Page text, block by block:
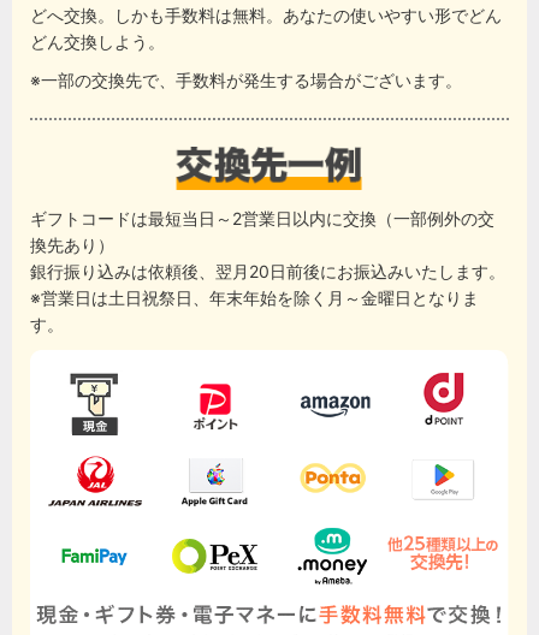
どへ交換。しかも手数料は無料。あなたの使いやすい形でどん
どん交換しよう。
※一部の交換先で、手数料が発生する場合がございます。
ギフトコードは最短当日～2営業日以内に交換（一部例外の交
換先あり）
銀行振り込みは依頼後、翌月20日前後にお振込みいたします。
※営業日は土日祝祭日、年末年始を除く月～金曜日となりま
す。